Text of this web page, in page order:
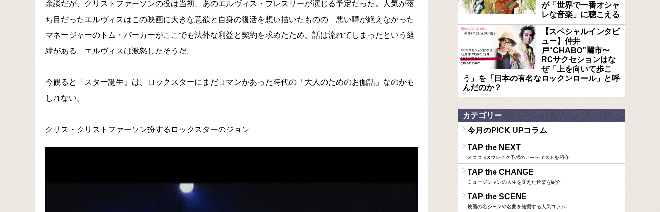
余談だが、クリストファーソンの役は当初、あのエルヴィス・プレスリーが演じる予定だった。人気が落
ち目だったエルヴィスはこの映画に大きな意欲と自身の復活を想い描いたものの、悪い噂が絶えなかった
マネージャーのトム・パーカーがここでも法外な利益と契約を求めたため、話は流れてしまったという経
緯がある。エルヴィスは激怒したそうだ。
今観ると『スター誕生』は、ロックスターにまだロマンがあった時代の「大人のためのお伽話」なのかも
しれない。
クリス・クリストファーソン扮するロックスターのジョン
が「世界で一番オシャ
レな音楽」に聴こえる
【スペシャルインタビ
ュー】仲井
戸“CHABO”麗市〜
RCサクセションはな
ぜ「上を向いて歩こ
う」を「日本の有名なロックンロール」と呼
んだのか？
カテゴリー
今月のPICK UPコラム
TAP the NEXT
オススメ&ブレイク予感のアーティストを紹介
TAP the CHANGE
ミュージシャンの人生を変えた音楽を紹介
TAP the SCENE
映画の名シーンや名曲を発掘する人気コラム